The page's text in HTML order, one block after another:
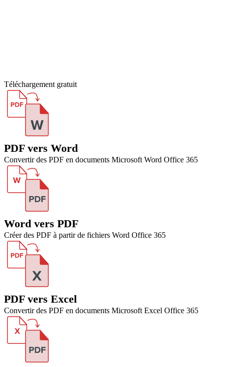
Téléchargement gratuit
PDF vers Word
Convertir des PDF en documents Microsoft Word Office 365
Word vers PDF
Créer des PDF à partir de fichiers Word Office 365
PDF vers Excel
Convertir des PDF en documents Microsoft Excel Office 365